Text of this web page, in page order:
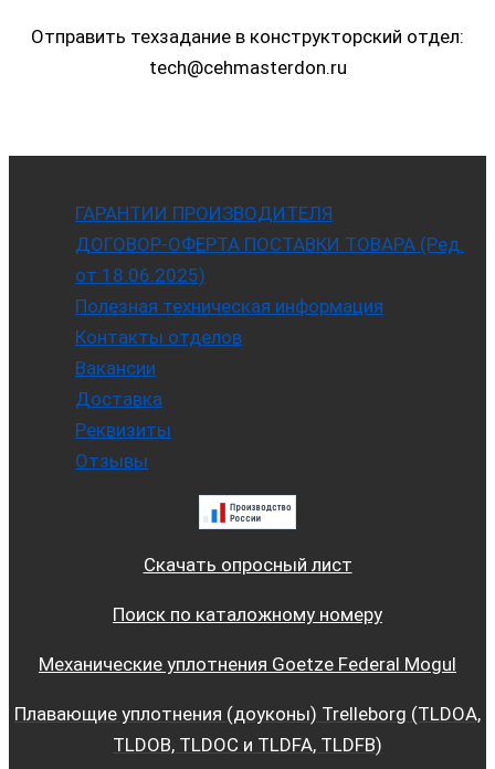
Отправить техзадание в конструкторский отдел:
tech@cehmasterdon.ru
ГАРАНТИИ ПРОИЗВОДИТЕЛЯ
ДОГОВОР-ОФЕРТА ПОСТАВКИ ТОВАРА (Ред.
от 18.06.2025)
Полезная техническая информация
Контакты отделов
Вакансии
Доставка
Реквизиты
Отзывы
Скачать опросный лист
Поиск по каталожному номеру
Механические уплотнения Goetze Federal Mogul
Плавающие уплотнения (доуконы) Trelleborg (TLDOA,
TLDOB, TLDOC и TLDFA, TLDFB)